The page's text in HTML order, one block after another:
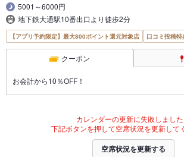
5001～6000円
地下鉄大通駅10番出口より徒歩2分
【アプリ予約限定】最大800ポイント還元対象店 口コミ投稿
クーポン
お会計から10％OFF！
カレンダーの更新に失敗しました
下記ボタンを押して空席状況を更新して
空席状況を更新する